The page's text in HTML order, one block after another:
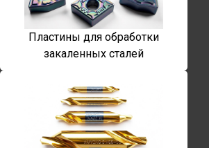
Пластины для обработки
закаленных сталей